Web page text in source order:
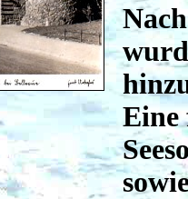
Eine